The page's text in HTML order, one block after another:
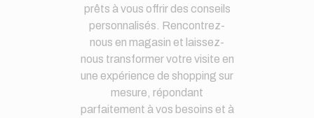
prêts à vous offrir des conseils
personnalisés. Rencontrez-
nous en magasin et laissez-
nous transformer votre visite en
une expérience de shopping sur
mesure, répondant
parfaitement à vos besoins et à